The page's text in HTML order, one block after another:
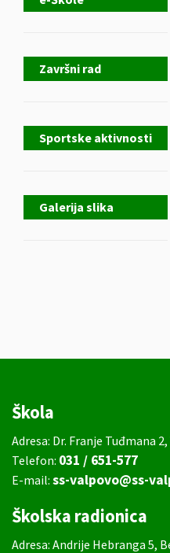
Završni rad
Sportske aktivnosti
Galerija slika
Škola
Adresa: Dr. Franje Tuđmana
Telefon: 031 / 651-577
E-mail: ss-valpovo@ss-
Školska radionica
Adresa: Andrije Hebranga 5,